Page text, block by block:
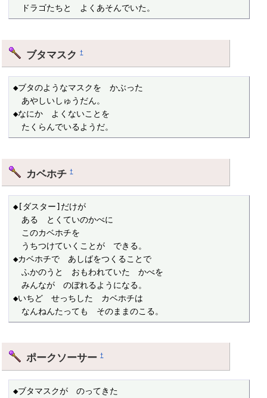
ドラゴたちと　よくあそんでいた。
ブタマスク†
◆ブタのようなマスクを　かぶった
あやしいしゅうだん。
◆なにか　よくないことを
たくらんでいるようだ。
カベホチ†
◆[ダスター]だけが
ある　とくていのかべに
このカベホチを
うちつけていくことが　できる。
◆カベホチで　あしばをつくることで
ふかのうと　おもわれていた　かべを
みんなが　のぼれるようになる。
◆いちど　せっちした　カベホチは
なんねんたっても　そのままのこる。
ポークソーサー†
◆ブタマスクが　のってきた